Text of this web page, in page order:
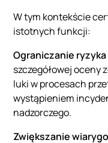
W tym kontekście
istotnych funkcji:
Ograniczanie
szczegółowej oceny
luki w procesach
wystąpieniem
nadzorczego.
Zwiększanie